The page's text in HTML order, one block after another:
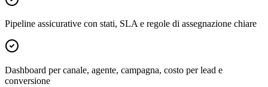
Pipeline assicurative con stati, SLA e regole di assegnazione chiare
Dashboard per canale, agente, campagna, costo per lead e
conversione